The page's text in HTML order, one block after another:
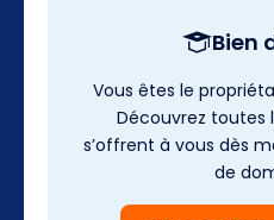
Bien
Vous êtes le
Découvrez toutes
s’offrent à vous dès
de